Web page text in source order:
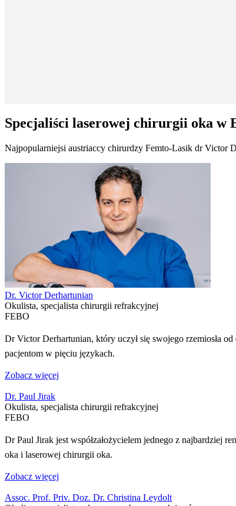
Specjaliści laserowej chirurgii oka w
Najpopularniejsi austriaccy chirurdzy Femto-Lasik dr
Dr. Victor Derhartunian
Okulista, specjalista chirurgii refrakcyjnej
FEBO
Dr Victor Derhartunian, który uczył się swojego rzemiosła
pacjentom w pięciu językach.
Zobacz więcej
Dr. Paul Jirak
Okulista, specjalista chirurgii refrakcyjnej
FEBO
Dr Paul Jirak jest współzałożycielem jednego z
oka i laserowej chirurgii oka.
Zobacz więcej
Assoc. Prof. Priv. Doz. Dr. Christina Leydolt